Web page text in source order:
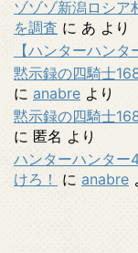
ゾゾゾ新潟ロシア
を調査 に あ より
【ハンターハン
黙示録の四騎士
に anabre より
黙示録の四騎士
に 匿名 より
ハンターハンター
けろ！
に anabre